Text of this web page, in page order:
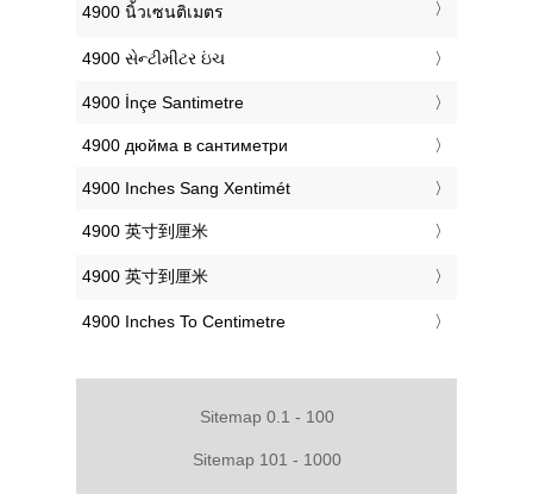
‎4900 นิ้วเซนติเมตร
‎4900 સેન્ટીમીટર ઇંચ
‎4900 İnçe Santimetre
‎4900 дюйма в сантиметри
‎4900 Inches Sang Xentimét
‎4900 英寸到厘米
‎4900 英寸到厘米
‎4900 Inches To Centimetre
Sitemap 0.1 - 100
Sitemap 101 - 1000